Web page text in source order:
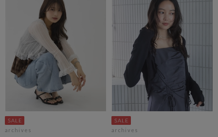
archives archives